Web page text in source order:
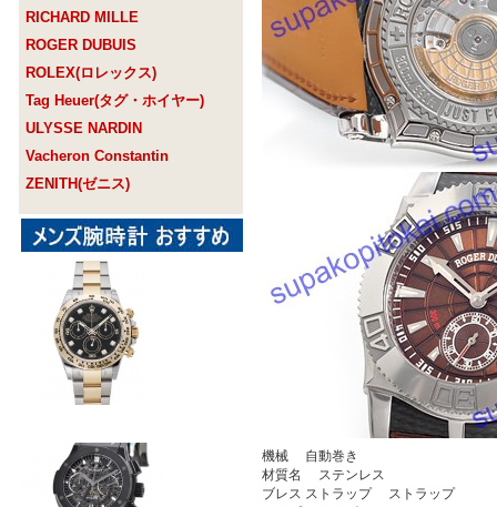
RICHARD MILLE
ROGER DUBUIS
ROLEX(ロレックス)
Tag Heuer(タグ・ホイヤー)
ULYSSE NARDIN
Vacheron Constantin
ZENITH(ゼニス)
機械 自動巻き
材質名 ステンレス
ブレス ストラップ ストラップ